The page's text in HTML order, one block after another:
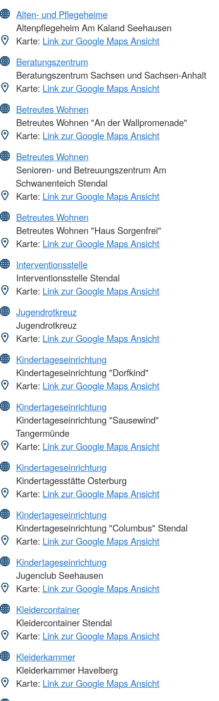
Alten- und Pflegeheime
Altenpflegeheim Am Kaland Seehausen
Karte: Link zur Google Maps Ansicht
Beratungszentrum
Beratungszentrum Sachsen und Sachsen-Anhalt
Karte: Link zur Google Maps Ansicht
Betreutes Wohnen
Betreutes Wohnen "An der Wallpromenade"
Karte: Link zur Google Maps Ansicht
Betreutes Wohnen
Senioren- und Betreuungszentrum Am
Schwanenteich Stendal
Karte: Link zur Google Maps Ansicht
Betreutes Wohnen
Betreutes Wohnen "Haus Sorgenfrei"
Karte: Link zur Google Maps Ansicht
Interventionsstelle
Interventionsstelle Stendal
Karte: Link zur Google Maps Ansicht
Jugendrotkreuz
Jugendrotkreuz
Karte: Link zur Google Maps Ansicht
Kindertageseinrichtung
Kindertageseinrichtung "Dorfkind"
Karte: Link zur Google Maps Ansicht
Kindertageseinrichtung
Kindertageseinrichtung "Sausewind"
Tangermünde
Karte: Link zur Google Maps Ansicht
Kindertageseinrichtung
Kindertagesstätte Osterburg
Karte: Link zur Google Maps Ansicht
Kindertageseinrichtung
Kindertageseinrichtung "Columbus" Stendal
Karte: Link zur Google Maps Ansicht
Kindertageseinrichtung
Jugenclub Seehausen
Karte: Link zur Google Maps Ansicht
Kleidercontainer
Kleidercontainer Stendal
Karte: Link zur Google Maps Ansicht
Kleiderkammer
Kleiderkammer Havelberg
Karte: Link zur Google Maps Ansicht